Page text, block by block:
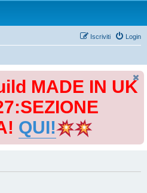
Login
Iscriviti
MADE IN UK
QUI!